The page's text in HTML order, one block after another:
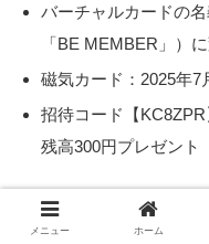
バーチャルカードの
「BE MEMBER」）
磁気カード：2025年7
招待コード【
残高300円プレゼント
プリカ・電子マネー
メニュー ホーム